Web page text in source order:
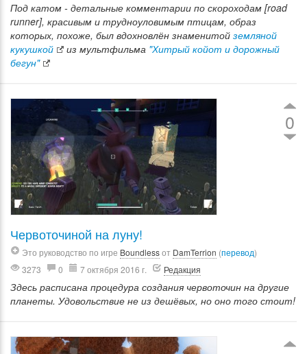
Под катом - детальные комментарии по скороходам [road
runner], красивым и трудноуловимым птицам, образ
которых, похоже, был вдохновлён знаменитой земляной
кукушкой
из мультфильма "Хитрый койот и дорожный
бегун"
0
Червоточиной на луну!
Это руководство по игре Boundlessот DamTerrion (перевод)
3273
0 7 октября 2016 г. Редакция
Здесь расписана процедура создания червоточин на другие
планеты. Удовольствие не из дешёвых, но оно того стоит!